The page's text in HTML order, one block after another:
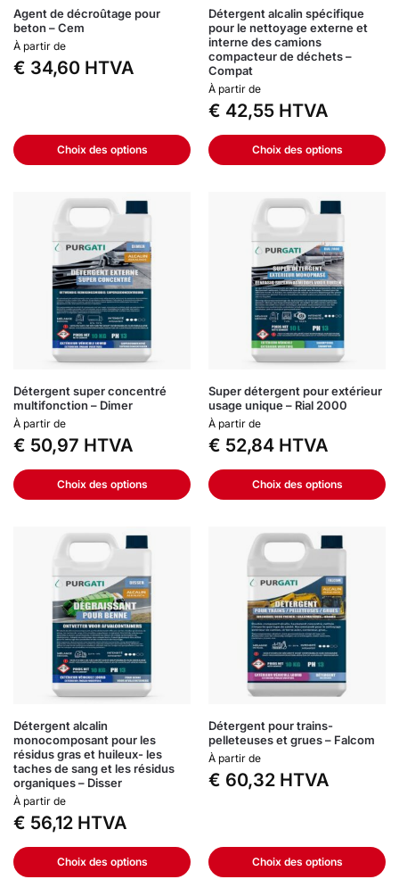
Agent de décroûtage pour
beton – Cem
À partir de
€ 34,60 HTVA
Choix des options
Détergent alcalin spécifique
pour le nettoyage externe et
interne des camions
compacteur de déchets –
Compat
À partir de
€ 42,55 HTVA
Choix des options
Détergent super concentré
multifonction – Dimer
À partir de
€ 50,97 HTVA
Choix des options
Super détergent pour extérieur
usage unique – Rial 2000
À partir de
€ 52,84 HTVA
Choix des options
Détergent alcalin
monocomposant pour les
résidus gras et huileux- les
taches de sang et les résidus
organiques – Disser
À partir de
€ 56,12 HTVA
Choix des options
Détergent pour trains-
pelleteuses et grues – Falcom
À partir de
€ 60,32 HTVA
Choix des options